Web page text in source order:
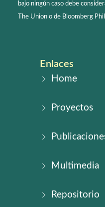
bajo ningún caso debe
The Union o de Bloomberg
Enlaces
Home
Proyectos
Multimedia
Repositorio